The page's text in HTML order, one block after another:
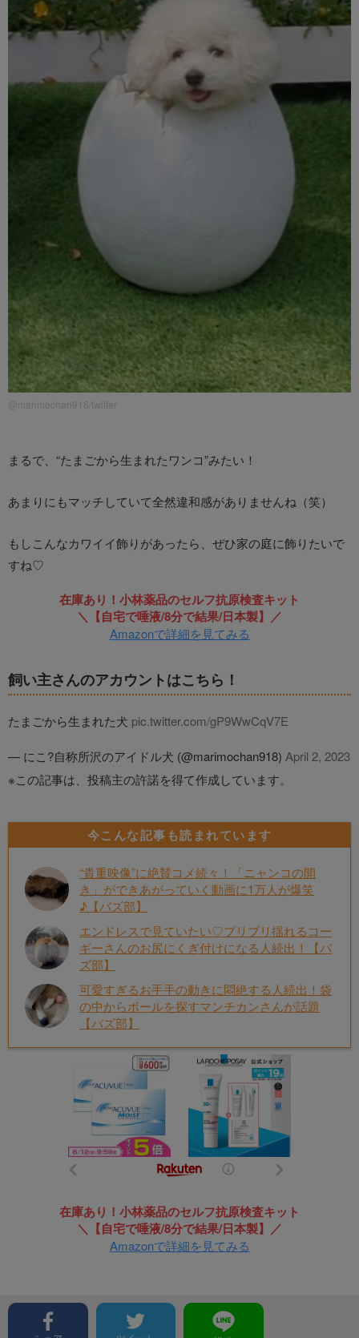
@marimochan918/twitter
まるで、“たまごから生まれたワンコ”みたい！
あまりにもマッチしていて全然違和感がありませんね（笑）
もしこんなカワイイ飾りがあったら、ぜひ家の庭に飾りたいで
すね♡
在庫あり！小林薬品のセルフ抗原検査キット
＼【自宅で唾液/8分で結果/日本製】／
Amazonで詳細を見てみる
飼い主さんのアカウントはこちら！
たまごから生まれた犬 pic.twitter.com/gP9WwCqV7E
— にこ?自称所沢のアイドル犬 (@marimochan918) April 2, 2023
※この記事は、投稿主の許諾を得て作成しています。
今こんな記事も読まれています
“貴重映像”に絶賛コメ続々！「ニャンコの開
き」ができあがっていく動画に1万人が爆笑
♪【バズ部】
エンドレスで見ていたい♡プリプリ揺れるコー
ギーさんのお尻にくぎ付けになる人続出！【バ
ズ部】
可愛すぎるお手手の動きに悶絶する人続出！袋
の中からボールを探すマンチカンさんが話題
【バズ部】
在庫あり！小林薬品のセルフ抗原検査キット
＼【自宅で唾液/8分で結果/日本製】／
Amazonで詳細を見てみる